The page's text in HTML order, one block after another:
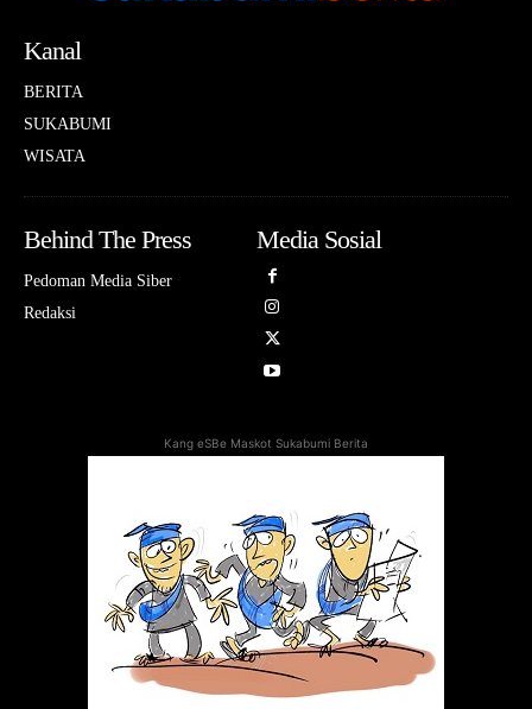
Kanal
BERITA
SUKABUMI
WISATA
Behind The Press
Pedoman Media Siber
Redaksi
Media Sosial
Kang eSBe Maskot Sukabumi Berita